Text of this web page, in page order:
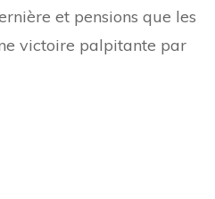
et pensions que les
victoire palpitante par